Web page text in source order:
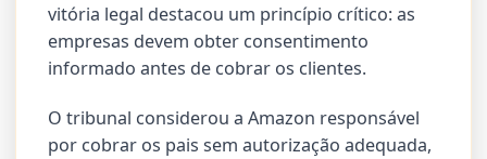
vitória legal destacou um princípio crítico: as
empresas devem obter consentimento
informado antes de cobrar os clientes.
O tribunal considerou a Amazon responsável
por cobrar os pais sem autorização adequada,